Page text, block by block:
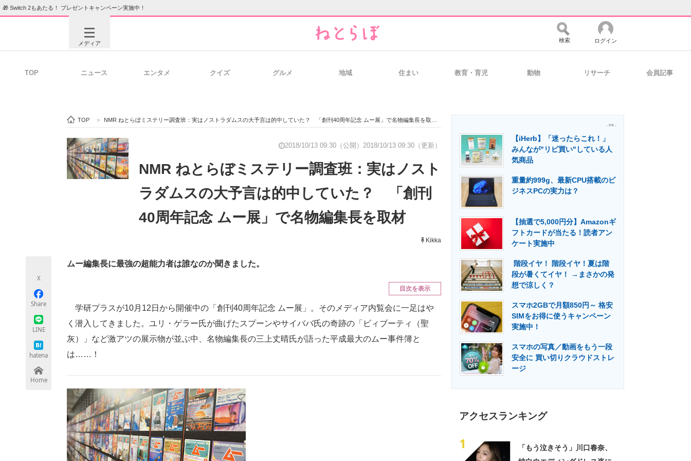
🎁 Switch 2もあたる！ プレゼントキャンペーン実施中！
メディア
ビジネスと働き方のヒント 経営リーダーのコミュニティ マーケ×ITの今がよく分かる
ITエンジニア向け専門サイト 企業向けIT製品の総合サイト IT製品の技術・比較・事例 製造業のIT導入・活用を支援
エネルギーの専門メディア 建設×テクノロジーの最前線
検索 ログイン
TOP ニュース エンタメ クイズ グルメ 地域 住まい 教育・育児 動物 リサーチ 会員記事
TOP > NMR ねとらぼミステリー調査班：実はノストラダムスの大予言は的中していた？ 「創刊40周年記念 ムー展」で名物編集長を取材
2018/10/13 09:30（公開） 2018/10/13 09:30（更新）
NMR ねとらぼミステリー調査班：実はノスト
ラダムスの大予言は的中していた？ 「創刊
40周年記念 ムー展」で名物編集長を取材
Kikka
X
Share
LINE
hatena
Home
ムー編集長に最強の超能力者は誰なのか聞きました。
目次を表示
学研プラスが10月12日から開催中の「創刊40周年記念 ムー展」。そのメディア内覧会に一足はや
く潜入してきました。ユリ・ゲラー氏が曲げたスプーンやサイババ氏の奇跡の「ビィブーティ（聖
灰）」など激アツの展示物が並ぶ中、名物編集長の三上丈晴氏が語った平成最大のムー事件簿と
は……！
- PR -
【iHerb】「迷ったらこれ！」
みんなが"リピ買い"している人
気商品
重量約999g、最新CPU搭載のビ
ジネスPCの実力は？
【抽選で5,000円分】Amazonギ
フトカードが当たる！読者アン
ケート実施中
階段イヤ！ 階段イヤ！夏は階
段が暑くてイヤ！ →まさかの発
想で涼しく？
スマホ2GBで月額850円～ 格安
SIMをお得に使うキャンペーン
実施中！
スマホの写真／動画をもう一段
安全に 買い切りクラウドストレ
ージ
アクセスランキング
1
「もう泣きそう」川口春奈、